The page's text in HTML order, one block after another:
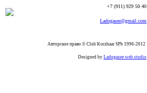
+7 (911) 929 50 40
Ladogasee@gmail.com
Авторское право © Club Kurzhaar SPb 1996-2012
Designed by Ladogasee web studio